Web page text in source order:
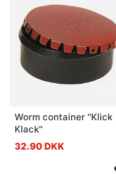
Worm container ''Klick
Klack''
32.90 DKK